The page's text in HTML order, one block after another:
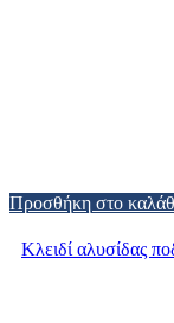
Προσθήκη στο
Κλειδί αλυσίδας